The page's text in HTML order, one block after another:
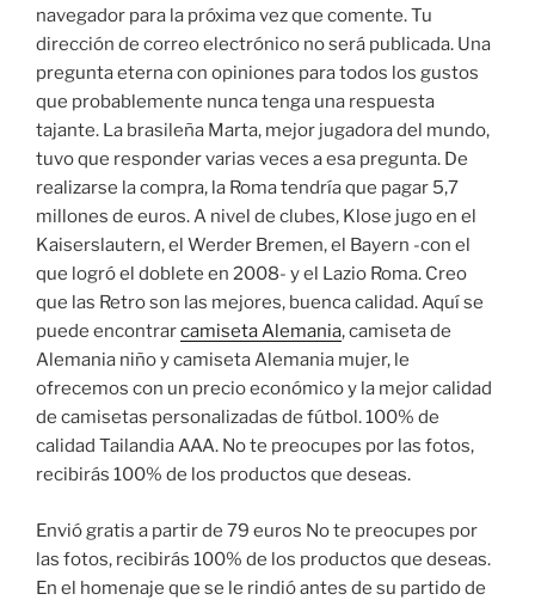
navegador para la próxima vez que comente. Tu
dirección de correo electrónico no será publicada. Una
pregunta eterna con opiniones para todos los gustos
que probablemente nunca tenga una respuesta
tajante. La brasileña Marta, mejor jugadora del mundo,
tuvo que responder varias veces a esa pregunta. De
realizarse la compra, la Roma tendría que pagar 5,7
millones de euros. A nivel de clubes, Klose jugo en el
Kaiserslautern, el Werder Bremen, el Bayern -con el
que logró el doblete en 2008- y el Lazio Roma. Creo
que las Retro son las mejores, buenca calidad. Aquí se
puede encontrarcamiseta Alemania, camiseta de
Alemania niño y camiseta Alemania mujer, le
ofrecemos con un precio económico y la mejor calidad
de camisetas personalizadas de fútbol. 100% de
calidad Tailandia AAA. No te preocupes por las fotos,
recibirás 100% de los productos que deseas.
Envió gratis a partir de 79 euros No te preocupes por
las fotos, recibirás 100% de los productos que deseas.
En el homenaje que se le rindió antes de su partido de